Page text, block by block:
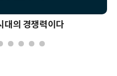
대의 경쟁력이다